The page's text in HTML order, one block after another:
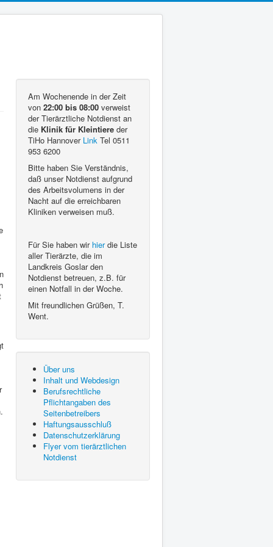
Am Wochenende in der Zeit
von 22:00 bis 08:00 verweist
der Tierärztliche Notdienst an
die Klinik für Kleintiere der
TiHo Hannover Link Tel 0511
953 6200
Bitte haben Sie Verständnis,
daß unser Notdienst aufgrund
des Arbeitsvolumens in der
Nacht auf die erreichbaren
Kliniken verweisen muß.
Für Sie haben wir hierdie Liste
aller Tierärzte, die im
Landkreis Goslar den
Notdienst betreuen, z.B. für
einen Notfall in der Woche.
Mit freundlichen Grüßen, T.
Went.
Über uns
Inhalt und Webdesign
Berufsrechtliche
Pflichtangaben des
Seitenbetreibers
Haftungsausschluß
Datenschutzerklärung
Flyer vom tierärztlichen
Notdienst